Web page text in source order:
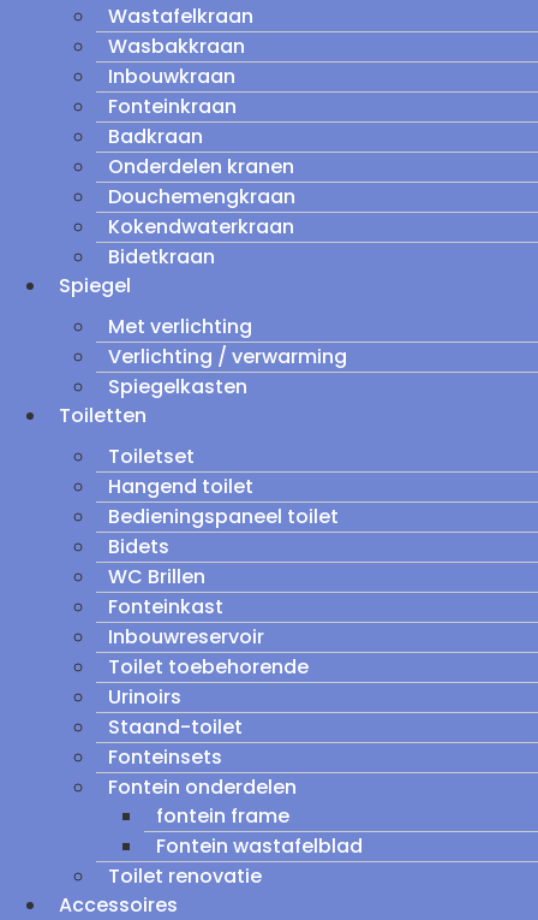
Wastafelkraan
Wasbakkraan
Inbouwkraan
Fonteinkraan
Badkraan
Onderdelen kranen
Douchemengkraan
Kokendwaterkraan
Bidetkraan
Spiegel
Met verlichting
Verlichting / verwarming
Spiegelkasten
Toiletten
Toiletset
Hangend toilet
Bedieningspaneel toilet
Bidets
WC Brillen
Fonteinkast
Inbouwreservoir
Toilet toebehorende
Urinoirs
Staand-toilet
Fonteinsets
Fontein onderdelen
fontein frame
Fontein wastafelblad
Toilet renovatie
Accessoires